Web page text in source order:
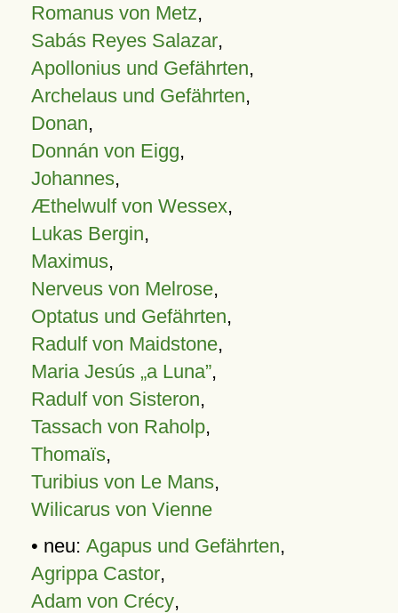
Romanus von Metz,
Sabás Reyes Salazar,
Apollonius und Gefährten,
Archelaus und Gefährten,
Donan,
Donnán von Eigg,
Johannes,
Æthelwulf von Wessex,
Lukas Bergin,
Maximus,
Nerveus von Melrose,
Optatus und Gefährten,
Radulf von Maidstone,
Maria Jesús „a Luna”,
Radulf von Sisteron,
Tassach von Raholp,
Thomaïs,
Turibius von Le Mans,
Wilicarus von Vienne
• neu: Agapus und Gefährten,
Agrippa Castor,
Adam von Crécy,